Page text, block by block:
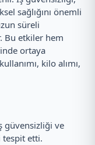
sağlığını önemli
süreli
Bu etkiler hem
ortaya
kilo alımı,
güvensizliği ve
tespit etti.